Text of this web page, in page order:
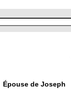
Épouse de Joseph